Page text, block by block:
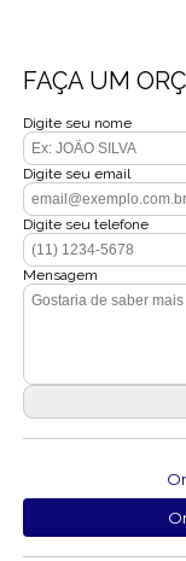
FAÇA UM
Digite seu nome
Digite seu email
Digite seu telefone
Mensagem